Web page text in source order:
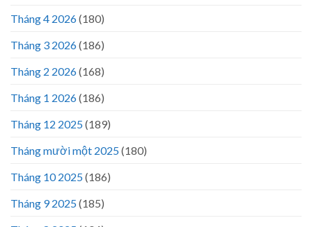
Tháng 4 2026(180)
Tháng 3 2026(186)
Tháng 2 2026(168)
Tháng 1 2026(186)
Tháng 12 2025(189)
Tháng mười một 2025(180)
Tháng 10 2025(186)
Tháng 9 2025(185)